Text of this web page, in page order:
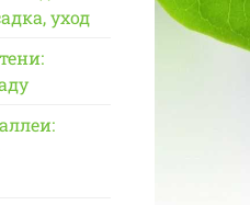
уход